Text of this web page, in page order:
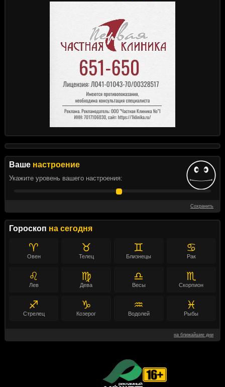
Ваше настроение
Укажите уровень вашего настроения:
Сохранить
Гороскоп на сегодня
♈
Овен
♉
Телец
♊
Близнецы
♋
Рак
♌
Лев
♍
Дева
♎
Весы
♏
Скорпион
♐
Стрелец
♑
Козерог
♒
Водолей
♓
Рыбы
на ближайшие дни